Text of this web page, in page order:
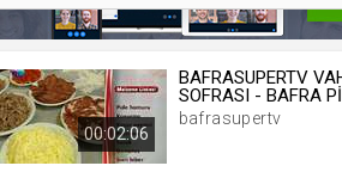
küçük
İzniniz şu00:02:06
BAFRASUPERTV
SOFRASI - BAFRA
bafrasupertv